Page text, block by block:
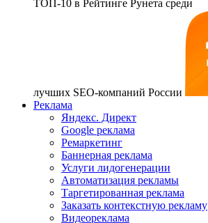
ТОП-10 в Рейтинге Рунета среди
лучших SEO-компаний России
Реклама
Яндекс. Директ
Google реклама
Ремаркетинг
Баннерная реклама
Услуги лидогенерации
Автоматизация рекламы
Таргетированная реклама
Заказать контекстную рекламу
Видеореклама